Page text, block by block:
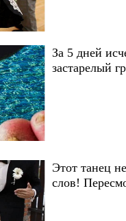
За 5 дней
застарелый
Этот танец
слов!